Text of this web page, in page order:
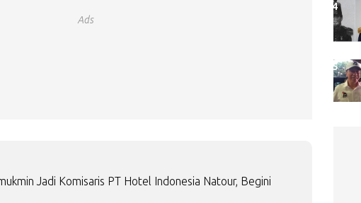
Ads
Jadi Komisaris PT Hotel Indonesia Natour, Begini